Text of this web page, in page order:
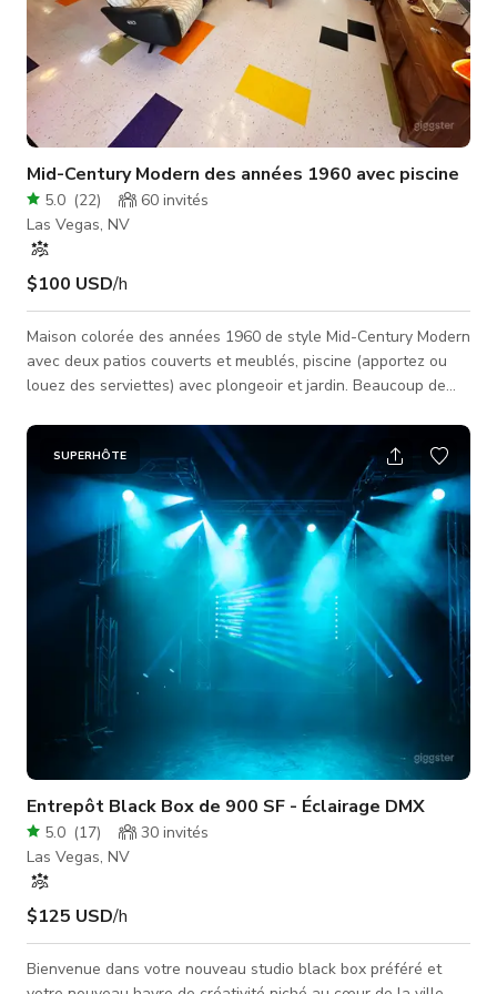
Mid-Century Modern des années 1960 avec piscine
5.0 (22) 60 invités
Las Vegas, NV
$100 USD/h
Maison colorée des années 1960 de style Mid-Century Modern
avec deux patios couverts et meublés, piscine (apportez ou
louez des serviettes) avec plongeoir et jardin. Beaucoup de
plus uniquement ou une amende de 250 $ sera imposée) *Une
assurance événementielle, responsabilité, est requise par
Giggster. Si elle n'est pas achetée lors du paiement, elle est
disponible via http://theeventhelper.com#th7y0g* (La
protection contre les
SUPERHÔTE
Entrepôt Black Box de 900 SF - Éclairage DMX
5.0 (17) 30 invités
Las Vegas, NV
$125 USD/h
Bienvenue dans votre nouveau studio black box préféré et